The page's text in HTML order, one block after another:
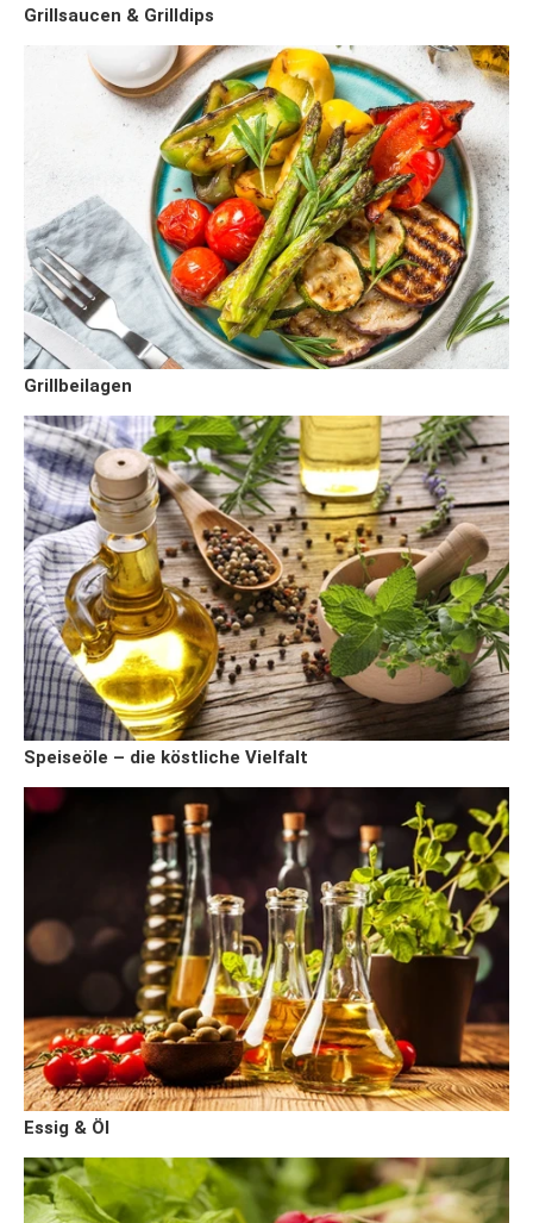
Grillsaucen & Grilldips
Grillbeilagen
Speiseöle – die köstliche Vielfalt
Essig & Öl